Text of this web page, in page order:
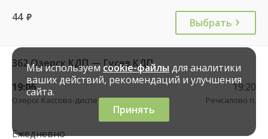
44 руб. Выбрать
362 Озерск КДП — Гусев КДП
19:06
Озерск Кассово-диспетчерский пункт
19:20
Речкалово п.
Ежедневно
Мы используем cookie-файлы для аналитики
ваших действий, рекомендаций и улучшения
сайта.
Принять